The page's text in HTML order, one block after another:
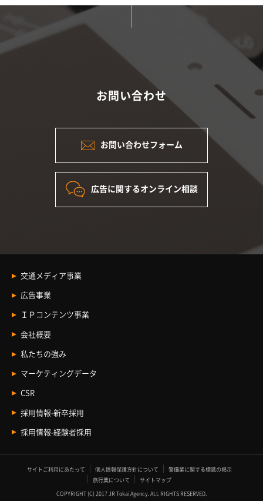
お問い合わせ
お問い合わせフォーム
広告に関するオンライン相談
交通メディア事業
交通メディア事業
イベントスペース
デジタルサイネージ
広告事業
広告事業 Index
エリアマーケティング
BtoCコミュニケーション
ＩＰコンテンツ事業
ＩＰコンテンツ事業
レントレ
会社概要
企業情報
私たちのビジョン
私たちの強み
マーケティングデータ
CSR
新卒採用
採用情報-新卒採用
採用情報-経験者採用
サイトご利用にあたって 個人情報保護方針について
警備業に関する標識の掲示
旅行業について
サイトマップ
COPYRIGHT (C) 2017 JR Tokai Agency. ALL RIGHTS RESERVED.